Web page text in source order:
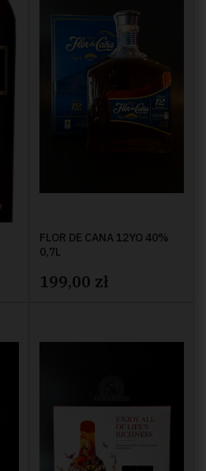
FLOR DE CANA 12YO 40%
0,7L
199,00 zł